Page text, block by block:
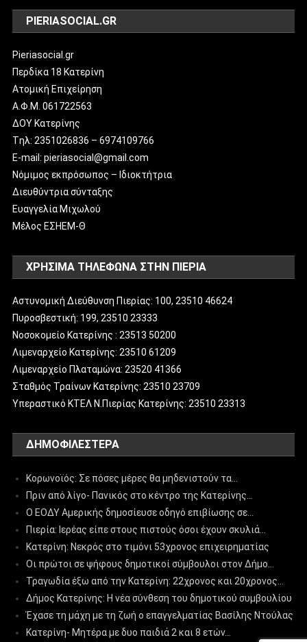
PIERIASOCIAL.GR
Pieriasocial.gr
Περδίκα 18 Κατερίνη
Ατομική Επιχείρηση
Α.Φ.Μ. 061722563
ΔΟΥ Κατερίνης
Tηλ: 2351026836 – 6974109766
E-mail: pieriasocial@gmail.com
Νόμιμος εκπρόσωπος – Ιδιοκτήτρια
Διευθύντρια σύνταξης
Ευαγγελία Μιχωλού
Μέλος ΕΣΗΕΜ-Θ
ΧΡΗΣΙΜΑ ΤΗΛΕΦΩΝΑ ΣΤΗΝ ΠΙΕΡΙΑ
Αστυνομική Διεύθυνση Πιερίας: 100, 23510 46624
Πυροσβεστική: 199, 23510 23333
Νοσοκομείο Κατερίνης : 23513 50200
Λιμεναρχείο Κατερίνης: 23510 61209
Λιμεναρχείο Πλαταμώνα: 23520 41366
Σταθμός Τραίνων Κατερίνης: 23510 23709
Υπεραστικό ΚΤΕΛ Ν.Πιερίας Κατερίνης: 23510 23313
ΔΗΜΟΦΙΛΈΣΤΕΡΑ
Κορωνοϊός: Σε πόσες μέρες θα μηδενιστούν τα…
Πριν από λίγο- Πανικός στο κέντρο της Κατερίνης…
Ο ΕΟΔΥ Αμερικής δημοσίευσε οδηγό επιβίωσης σε…
Πιερία: Ιερέας είπε στους πιστούς όσοι έχουν σκυλιά…
Κατερίνη: Νεκρός στο τιμόνι 53χρονος επιχειρηματίας
Οι πρώτοι σε ψήφους δημοτικοί σύμβουλοι στον Δήμο…
Τραγωδία έξω από την Κατερίνη: 22χρονος και 20χρονος…
Δήμος Κατερίνης: Η νέα σύνθεση του δημοτικού συμβουλίου
Έχασε τη μάχη με τη ζωή ο επαγγελματίας Βασίλης Ντούλας
Κατερίνη- Μητέρα με δυο παιδιά 2 και 8 ετών…